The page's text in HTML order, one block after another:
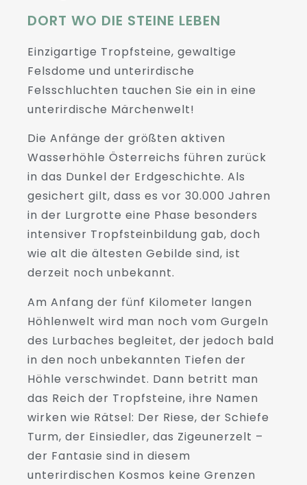
DORT WO DIE STEINE LEBEN
Einzigartige Tropfsteine, gewaltige
Felsdome und unterirdische
Felsschluchten tauchen Sie ein in eine
unterirdische Märchenwelt!
Die Anfänge der größten aktiven
Wasserhöhle Österreichs führen zurück
in das Dunkel der Erdgeschichte. Als
gesichert gilt, dass es vor 30.000 Jahren
in der Lurgrotte eine Phase besonders
intensiver Tropfsteinbildung gab, doch
wie alt die ältesten Gebilde sind, ist
derzeit noch unbekannt.
Am Anfang der fünf Kilometer langen
Höhlenwelt wird man noch vom Gurgeln
des Lurbaches begleitet, der jedoch bald
in den noch unbekannten Tiefen der
Höhle verschwindet. Dann betritt man
das Reich der Tropfsteine, ihre Namen
wirken wie Rätsel: Der Riese, der Schiefe
Turm, der Einsiedler, das Zigeunerzelt –
der Fantasie sind in diesem
unterirdischen Kosmos keine Grenzen